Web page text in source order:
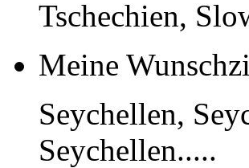
Tschechien,
Meine
Seychellen,
Seychellen.....